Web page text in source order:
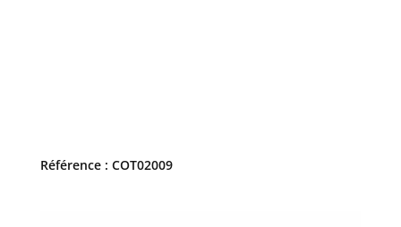
Référence : COT02009